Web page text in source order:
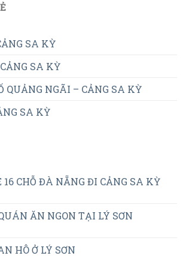
SA KỲ
SA KỲ
QUẢNG NGÃI – CẢNG SA KỲ
SA KỲ
16 CHỖ ĐÀ NẴNG ĐI CẢNG SA KỲ
ĂN NGON TẠI LÝ SƠN
HÔ Ở LÝ SƠN